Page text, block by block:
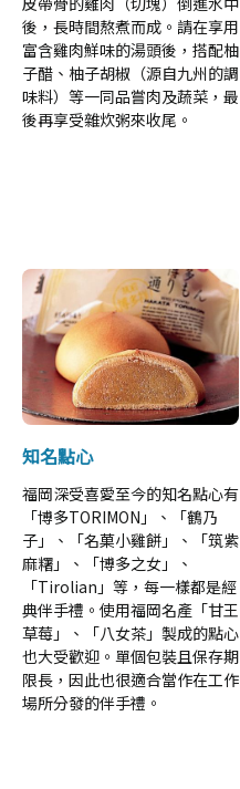
後，長時間熬煮而成。請在享用
富含雞肉鮮味的湯頭後，搭配柚
子醋、柚子胡椒（源自九州的調
味料）等一同品嘗肉及蔬菜，最
後再享受雜炊粥來收尾。
知名點心
福岡深受喜愛至今的知名點心有
「博多TORIMON」、「鶴乃
子」、「名菓小雞餅」、「筑紫
麻糬」、「博多之女」、
「Tirolian」等，每一樣都是經
典伴手禮。使用福岡名產「甘王
草莓」、「八女茶」製成的點心
也大受歡迎。單個包裝且保存期
限長，因此也很適合當作在工作
場所分發的伴手禮。